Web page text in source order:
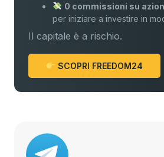
0 commissioni su
per iniziare a investire in
Il capitale è a rischio.
SCOPRI FREEDOM24